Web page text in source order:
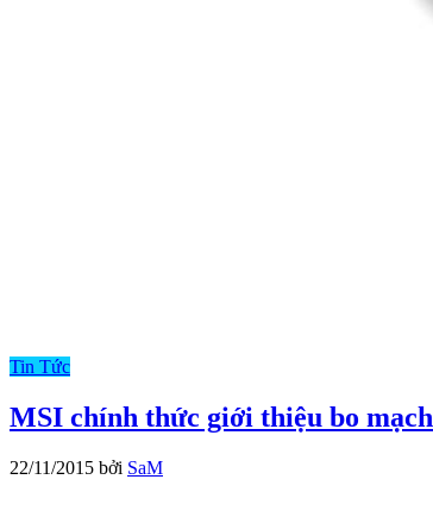
Tin Tức
MSI chính thức giới thiệu bo
22/11/2015 bởi SaM